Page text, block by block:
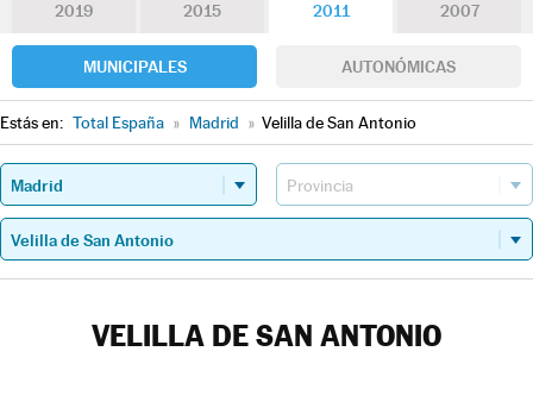
2019 2015 2011 2007
MUNICIPALES AUTONÓMICAS
Estás en: Total España » Madrid » Velilla de San Antonio
VELILLA DE SAN ANTONIO